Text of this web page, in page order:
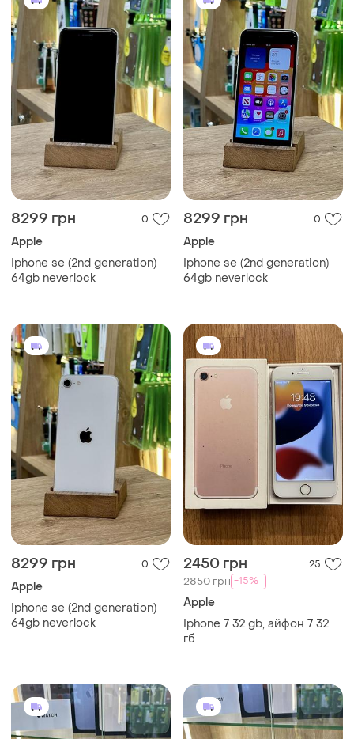
8299 грн 0
Apple
Iphone se (2nd generation)
64gb neverlock
8299 грн 0
Apple
Iphone se (2nd generation)
64gb neverlock
8299 грн 0
Apple
Iphone se (2nd generation)
64gb neverlock
2450 грн 25
2850 грн -15%
Apple
Iphone 7 32 gb, айфон 7 32
гб